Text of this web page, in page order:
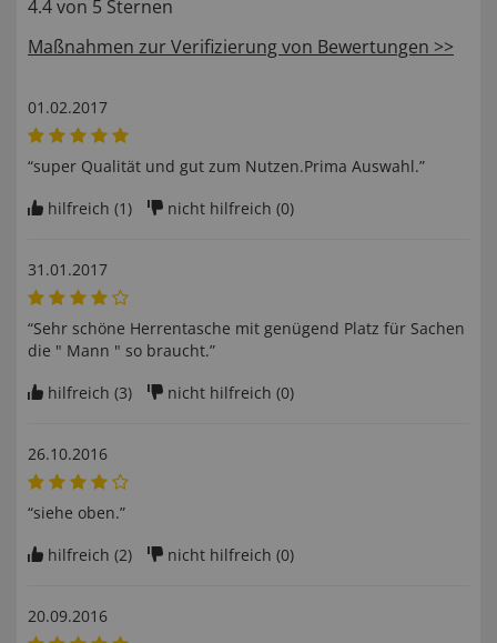
4.4 von 5 Sternen
Maßnahmen zur Verifizierung von Bewertungen >>
01.02.2017
“super Qualität und gut zum Nutzen.Prima Auswahl.”
hilfreich (1) nicht hilfreich (0)
31.01.2017
“Sehr schöne Herrentasche mit genügend Platz für Sachen
die " Mann " so braucht.”
hilfreich (3) nicht hilfreich (0)
26.10.2016
“siehe oben.”
hilfreich (2) nicht hilfreich (0)
20.09.2016